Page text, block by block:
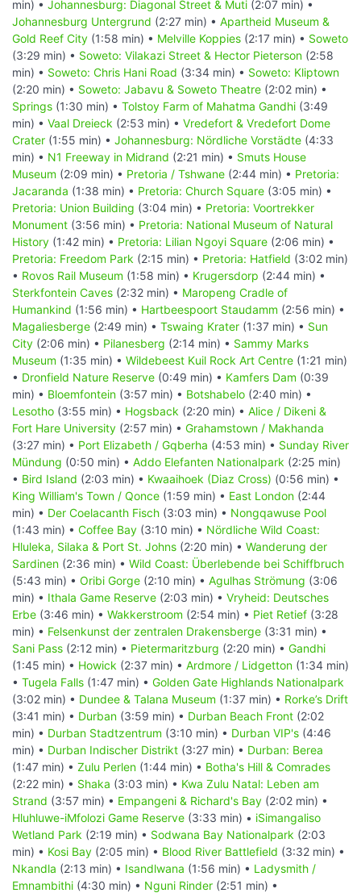
min) • Johannesburg: Diagonal Street & Muti (2:07 min) •
Johannesburg Untergrund (2:27 min) • Apartheid Museum &
Gold Reef City (1:58 min) • Melville Koppies (2:17 min) • Soweto
(3:29 min) • Soweto: Vilakazi Street & Hector Pieterson (2:58
min) • Soweto: Chris Hani Road (3:34 min) • Soweto: Kliptown
(2:20 min) • Soweto: Jabavu & Soweto Theatre (2:02 min) •
Springs (1:30 min) • Tolstoy Farm of Mahatma Gandhi (3:49
min) • Vaal Dreieck (2:53 min) • Vredefort & Vredefort Dome
Crater (1:55 min) • Johannesburg: Nördliche Vorstädte (4:33
min) • N1 Freeway in Midrand (2:21 min) • Smuts House
Museum (2:09 min) • Pretoria / Tshwane (2:44 min) • Pretoria:
Jacaranda (1:38 min) • Pretoria: Church Square (3:05 min) •
Pretoria: Union Building (3:04 min) • Pretoria: Voortrekker
Monument (3:56 min) • Pretoria: National Museum of Natural
History (1:42 min) • Pretoria: Lilian Ngoyi Square (2:06 min) •
Pretoria: Freedom Park (2:15 min) • Pretoria: Hatfield (3:02 min)
• Rovos Rail Museum (1:58 min) • Krugersdorp (2:44 min) •
Sterkfontein Caves (2:32 min) • Maropeng Cradle of
Humankind (1:56 min) • Hartbeespoort Staudamm (2:56 min) •
Magaliesberge (2:49 min) • Tswaing Krater (1:37 min) • Sun
City (2:06 min) • Pilanesberg (2:14 min) • Sammy Marks
Museum (1:35 min) • Wildebeest Kuil Rock Art Centre (1:21 min)
• Dronfield Nature Reserve (0:49 min) • Kamfers Dam (0:39
min) • Bloemfontein (3:57 min) • Botshabelo (2:40 min) •
Lesotho (3:55 min) • Hogsback (2:20 min) • Alice / Dikeni &
Fort Hare University (2:57 min) • Grahamstown / Makhanda
(3:27 min) • Port Elizabeth / Gqberha (4:53 min) • Sunday River
Mündung (0:50 min) • Addo Elefanten Nationalpark (2:25 min)
• Bird Island (2:03 min) • Kwaaihoek (Diaz Cross) (0:56 min) •
King William's Town / Qonce (1:59 min) • East London (2:44
min) • Der Coelacanth Fisch (3:03 min) • Nongqawuse Pool
(1:43 min) • Coffee Bay (3:10 min) • Nördliche Wild Coast:
Hluleka, Silaka & Port St. Johns (2:20 min) • Wanderung der
Sardinen (2:36 min) • Wild Coast: Überlebende bei Schiffbruch
(5:43 min) • Oribi Gorge (2:10 min) • Agulhas Strömung (3:06
min) • Ithala Game Reserve (2:03 min) • Vryheid: Deutsches
Erbe (3:46 min) • Wakkerstroom (2:54 min) • Piet Retief (3:28
min) • Felsenkunst der zentralen Drakensberge (3:31 min) •
Sani Pass (2:12 min) • Pietermaritzburg (2:20 min) • Gandhi
(1:45 min) • Howick (2:37 min) • Ardmore / Lidgetton (1:34 min)
• Tugela Falls (1:47 min) • Golden Gate Highlands Nationalpark
(3:02 min) • Dundee & Talana Museum (1:37 min) • Rorke’s Drift
(3:41 min) • Durban (3:59 min) • Durban Beach Front (2:02
min) • Durban Stadtzentrum (3:10 min) • Durban VIP's (4:46
min) • Durban Indischer Distrikt (3:27 min) • Durban: Berea
(1:47 min) • Zulu Perlen (1:44 min) • Botha's Hill & Comrades
(2:22 min) • Shaka (3:03 min) • Kwa Zulu Natal: Leben am
Strand (3:57 min) • Empangeni & Richard's Bay (2:02 min) •
Hluhluwe-iMfolozi Game Reserve (3:33 min) • iSimangaliso
Wetland Park (2:19 min) • Sodwana Bay Nationalpark (2:03
min) • Kosi Bay (2:05 min) • Blood River Battlefield (3:32 min) •
Nkandla (2:13 min) • Isandlwana (1:56 min) • Ladysmith /
Emnambithi (4:30 min) • Nguni Rinder (2:51 min) •